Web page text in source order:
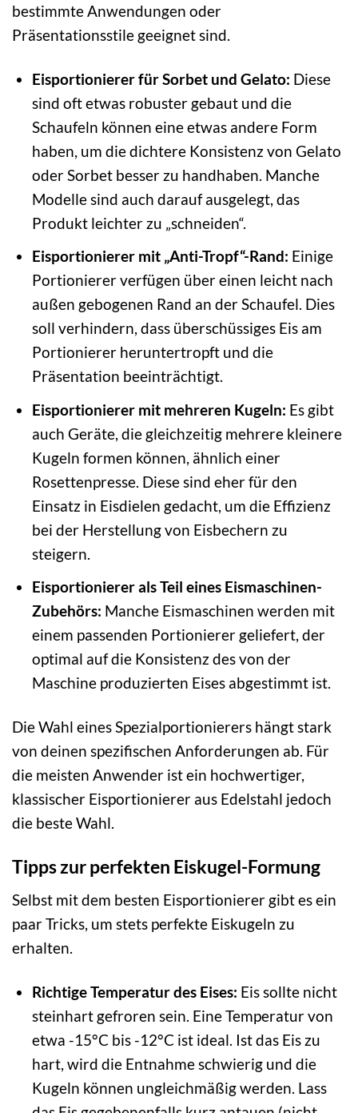
bestimmte Anwendungen oder
Präsentationsstile geeignet sind.
Eisportionierer für Sorbet und Gelato: Diese
sind oft etwas robuster gebaut und die
Schaufeln können eine etwas andere Form
haben, um die dichtere Konsistenz von Gelato
oder Sorbet besser zu handhaben. Manche
Modelle sind auch darauf ausgelegt, das
Produkt leichter zu „schneiden“.
Eisportionierer mit „Anti-Tropf“-Rand: Einige
Portionierer verfügen über einen leicht nach
außen gebogenen Rand an der Schaufel. Dies
soll verhindern, dass überschüssiges Eis am
Portionierer heruntertropft und die
Präsentation beeinträchtigt.
Eisportionierer mit mehreren Kugeln: Es gibt
auch Geräte, die gleichzeitig mehrere kleinere
Kugeln formen können, ähnlich einer
Rosettenpresse. Diese sind eher für den
Einsatz in Eisdielen gedacht, um die Effizienz
bei der Herstellung von Eisbechern zu
steigern.
Eisportionierer als Teil eines Eismaschinen-
Zubehörs: Manche Eismaschinen werden mit
einem passenden Portionierer geliefert, der
optimal auf die Konsistenz des von der
Maschine produzierten Eises abgestimmt ist.
Die Wahl eines Spezialportionierers hängt stark
von deinen spezifischen Anforderungen ab. Für
die meisten Anwender ist ein hochwertiger,
klassischer Eisportionierer aus Edelstahl jedoch
die beste Wahl.
Tipps zur perfekten Eiskugel-Formung
Selbst mit dem besten Eisportionierer gibt es ein
paar Tricks, um stets perfekte Eiskugeln zu
erhalten.
Richtige Temperatur des Eises: Eis sollte nicht
steinhart gefroren sein. Eine Temperatur von
etwa -15°C bis -12°C ist ideal. Ist das Eis zu
hart, wird die Entnahme schwierig und die
Kugeln können ungleichmäßig werden. Lass